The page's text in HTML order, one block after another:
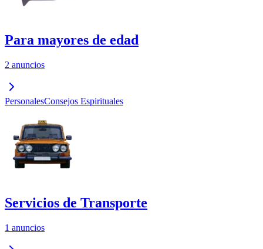
Para mayores de edad
2 anuncios
PersonalesConsejos Espirituales
Servicios de Transporte
1 anuncios